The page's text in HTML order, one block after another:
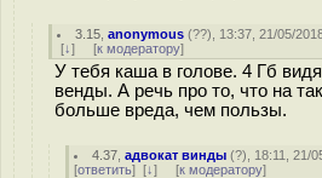
3.15 ,anonymous (??), 13:37, 21/05/
[↓] [к модератору]
У тебя каша в голове. 4 Гб
венды. А речь про то, что на
больше вреда, чем пользы.
4.37 ,адвокат винды (?), 18:11, 21/
[ответить] [↓] [к модератору]